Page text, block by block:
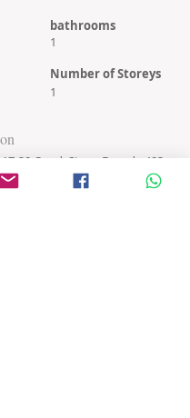
bathrooms
1
Number of Storeys
1
20 Cond. Sierra Dorada 403
00961.